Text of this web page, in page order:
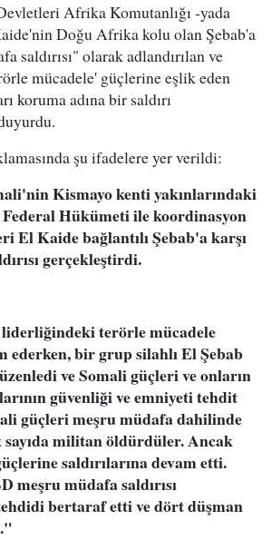
Afrika Komutanlığı -yada
Doğu Afrika kolu olan Şebab'a
saldırısı" olarak adlandırılan ve
mücadele' güçlerine eşlik eden
koruma adına bir saldırı
şu ifadelere yer verildi:
Kismayo kenti yakınlarındaki
Hükümeti ile koordinasyon
El Kaide bağlantılı Şebab'a karşı
gerçekleştirdi.
terörle mücadele
ederken, bir grup silahlı El Şebab
ve Somali güçleri ve onların
güvenliği ve emniyeti tehdit
güçleri meşru müdafa dahilinde
sayıda militan öldürdüler. Ancak
saldırılarına devam etti.
meşru müdafa saldırısı
bertaraf etti ve dört düşman